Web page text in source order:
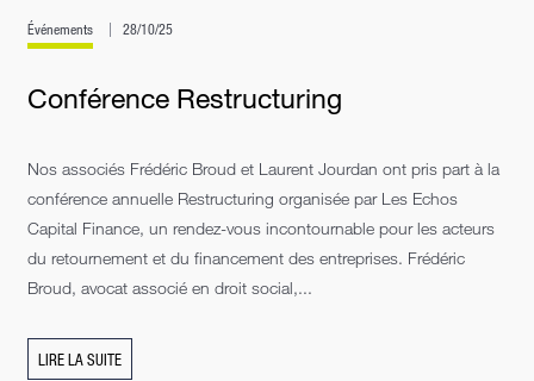
Événements 28/10/25
Conférence Restructuring
Nos associés Frédéric Broud et Laurent Jourdan ont pris part à la
conférence annuelle Restructuring organisée par Les Echos
Capital Finance, un rendez-vous incontournable pour les acteurs
du retournement et du financement des entreprises. Frédéric
Broud, avocat associé en droit social,...
LIRE LA SUITE